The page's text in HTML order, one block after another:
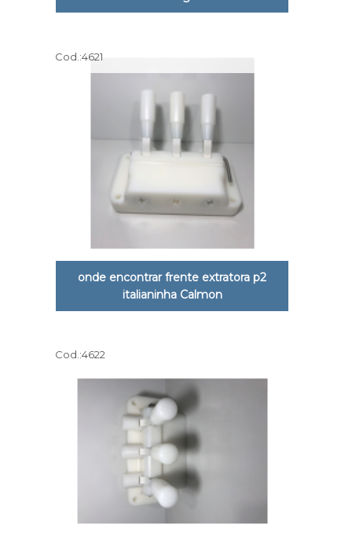
Cod.:4621
onde encontrar frente extratora p2
italianinha Calmon
Cod.:4622